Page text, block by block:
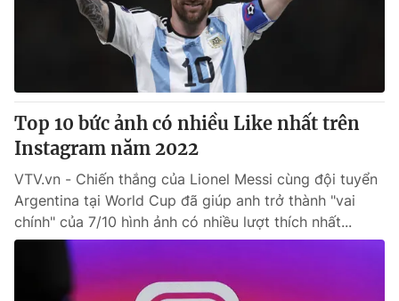
Thị trường 24h Tấm lòng Việt
Vươn mình bằng AI
VTV9 VTV8
Liên hệ tòa soạn
THỜI BÁO VTV
Top 10 bức ảnh có nhiều Like nhất trên
Instagram năm 2022
VTV.vn - Chiến thắng của Lionel Messi cùng đội tuyển
Argentina tại World Cup đã giúp anh trở thành "vai
chính" của 7/10 hình ảnh có nhiều lượt thích nhất...